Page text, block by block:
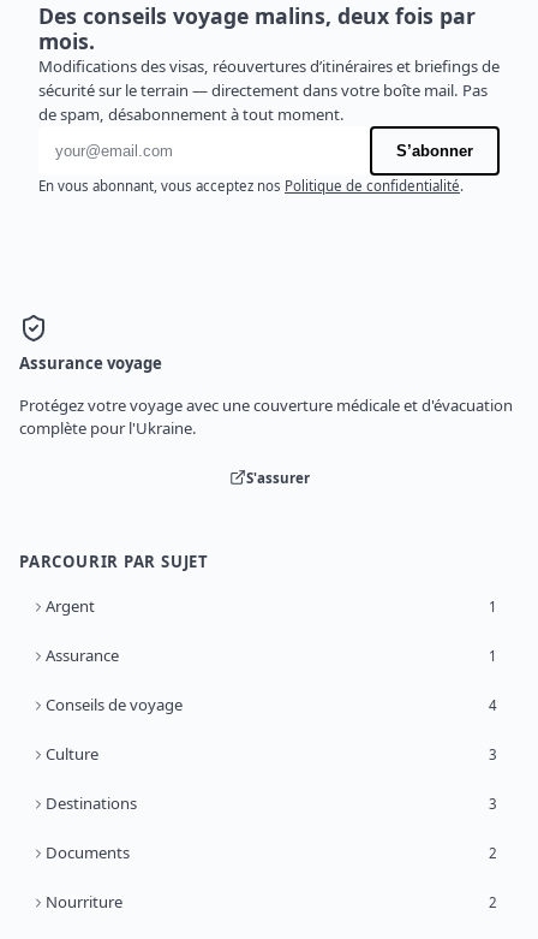
Des conseils voyage malins, deux fois par
mois.
Modifications des visas, réouvertures d’itinéraires et briefings de
sécurité sur le terrain — directement dans votre boîte mail. Pas
de spam, désabonnement à tout moment.
Adresse e-mail
S’abonner
En vous abonnant, vous acceptez nos Politique de confidentialité.
Assurance voyage
Protégez votre voyage avec une couverture médicale et d'évacuation
complète pour l'Ukraine.
S'assurer
PARCOURIR PAR SUJET
Argent 1
Assurance 1
Conseils de voyage 4
Culture 3
Destinations 3
Documents 2
Nourriture 2